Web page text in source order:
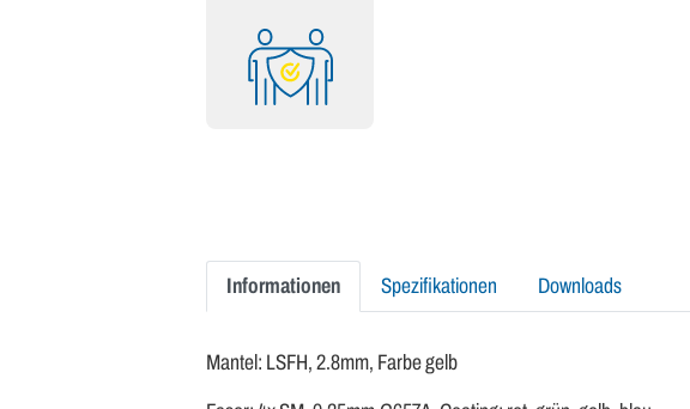
Informationen Spezifikationen Downloads
Mantel: LSFH, 2.8mm, Farbe gelb